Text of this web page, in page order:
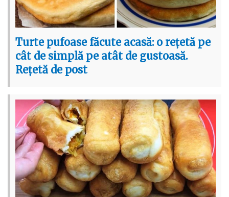
Turte pufoase făcute acasă: o rețetă pe
cât de simplă pe atât de gustoasă.
Rețetă de post